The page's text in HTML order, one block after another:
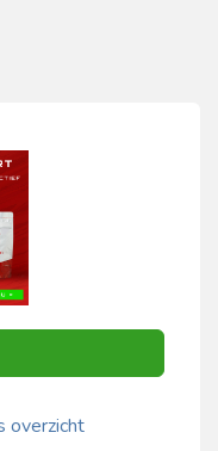
overzicht